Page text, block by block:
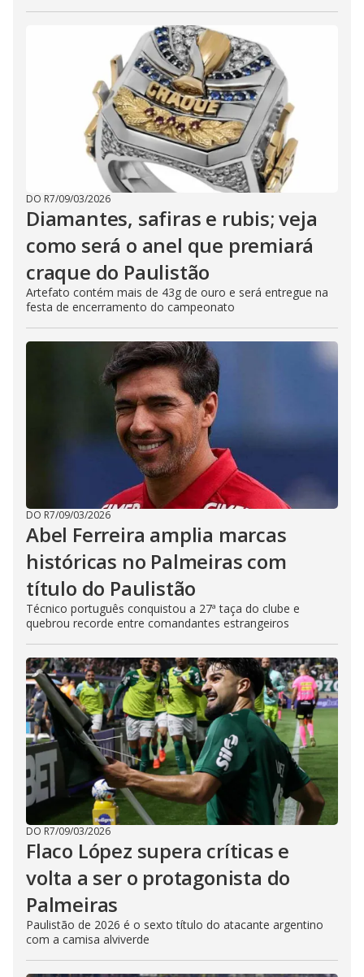
DO R7/09/03/2026
Diamantes, safiras e rubis; veja
como será o anel que premiará
craque do Paulistão
Artefato contém mais de 43g de ouro e será entregue na
festa de encerramento do campeonato
DO R7/09/03/2026
Abel Ferreira amplia marcas
históricas no Palmeiras com
título do Paulistão
Técnico português conquistou a 27ª taça do clube e
quebrou recorde entre comandantes estrangeiros
DO R7/09/03/2026
Flaco López supera críticas e
volta a ser o protagonista do
Palmeiras
Paulistão de 2026 é o sexto título do atacante argentino
com a camisa alviverde